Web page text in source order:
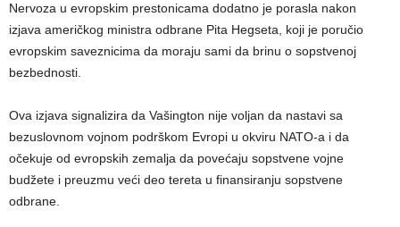
Nervoza u evropskim prestonicama dodatno je porasla nakon
izjava američkog ministra odbrane Pita Hegseta, koji je poručio
evropskim saveznicima da moraju sami da brinu o sopstvenoj
bezbednosti.
Ova izjava signalizira da Vašington nije voljan da nastavi sa
bezuslovnom vojnom podrškom Evropi u okviru NATO-a i da
očekuje od evropskih zemalja da povećaju sopstvene vojne
budžete i preuzmu veći deo tereta u finansiranju sopstvene
odbrane.